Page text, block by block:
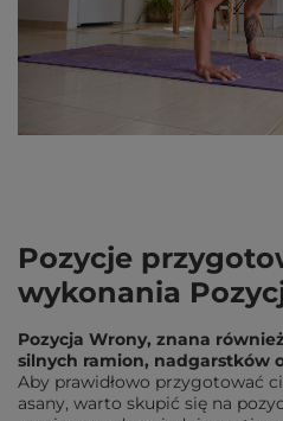
Pozycje
wykonania
Pozycja Wrony, znana
silnych ramion, nadgarstków
Aby prawidłowo przygotować
asany, warto skupić się na